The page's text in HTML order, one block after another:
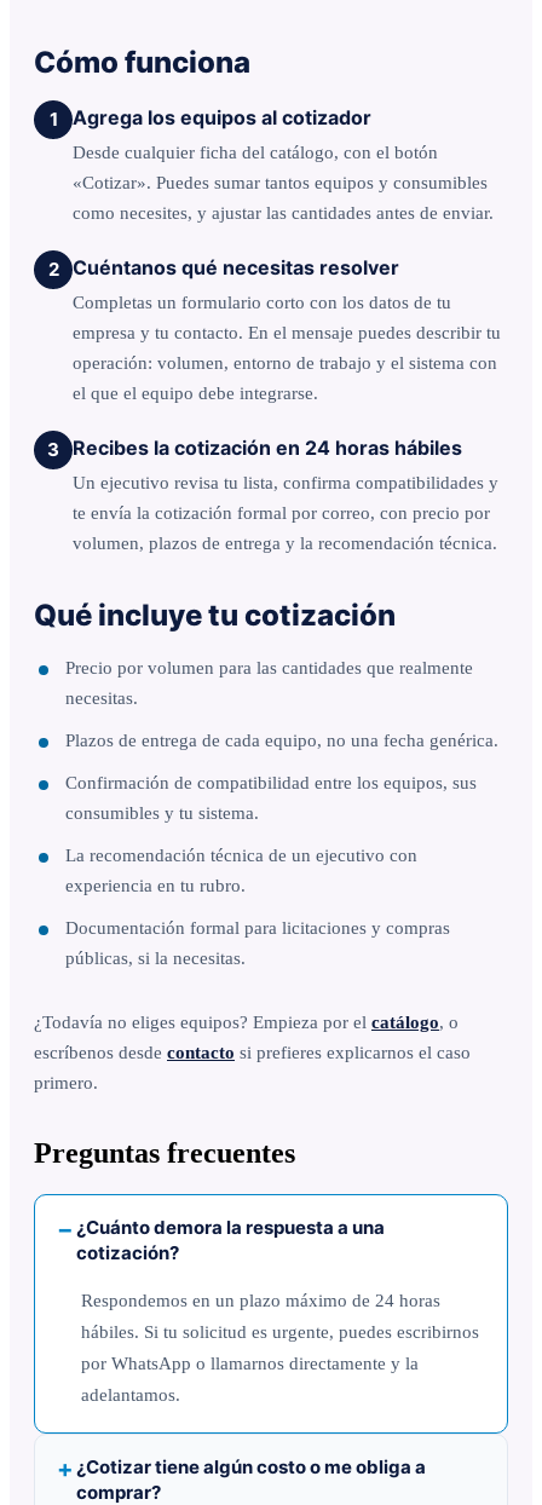
Cómo funciona
1 Agrega los equipos al cotizador
Desde cualquier ficha del catálogo, con el botón
«Cotizar». Puedes sumar tantos equipos y consumibles
como necesites, y ajustar las cantidades antes de enviar.
2 Cuéntanos qué necesitas resolver
Completas un formulario corto con los datos de tu
empresa y tu contacto. En el mensaje puedes describir tu
operación: volumen, entorno de trabajo y el sistema con
el que el equipo debe integrarse.
3 Recibes la cotización en 24 horas hábiles
Un ejecutivo revisa tu lista, confirma compatibilidades y
te envía la cotización formal por correo, con precio por
volumen, plazos de entrega y la recomendación técnica.
Qué incluye tu cotización
Precio por volumen para las cantidades que realmente
necesitas.
Plazos de entrega de cada equipo, no una fecha genérica.
Confirmación de compatibilidad entre los equipos, sus
consumibles y tu sistema.
La recomendación técnica de un ejecutivo con
experiencia en tu rubro.
Documentación formal para licitaciones y compras
públicas, si la necesitas.
¿Todavía no eliges equipos? Empieza por el catálogo, o
escríbenos desde contacto si prefieres explicarnos el caso
primero.
Preguntas frecuentes
¿Cuánto demora la respuesta a una
cotización?
Respondemos en un plazo máximo de 24 horas
hábiles. Si tu solicitud es urgente, puedes escribirnos
por WhatsApp o llamarnos directamente y la
adelantamos.
¿Cotizar tiene algún costo o me obliga a
comprar?